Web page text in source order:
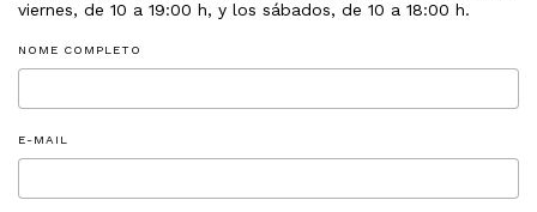
viernes, de 10 a 19:00 h, y los sábados, de 10 a 18:00 h.
NOME COMPLETO
E-MAIL